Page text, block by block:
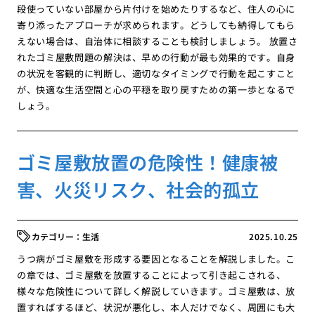
段使っていない部屋から片付けを始めたりするなど、住人の心に
寄り添ったアプローチが求められます。どうしても納得してもら
えない場合は、自治体に相談することも検討しましょう。 放置さ
れたゴミ屋敷問題の解決は、早めの行動が最も効果的です。自身
の状況を客観的に判断し、適切なタイミングで行動を起こすこと
が、快適な生活空間と心の平穏を取り戻すための第一歩となるで
しょう。
ゴミ屋敷放置の危険性！健康被
害、火災リスク、社会的孤立
2025.10.25
生活
うつ病がゴミ屋敷を形成する要因となることを解説しました。こ
の章では、ゴミ屋敷を放置することによって引き起こされる、
様々な危険性について詳しく解説していきます。ゴミ屋敷は、放
置すればするほど、状況が悪化し、本人だけでなく、周囲にも大